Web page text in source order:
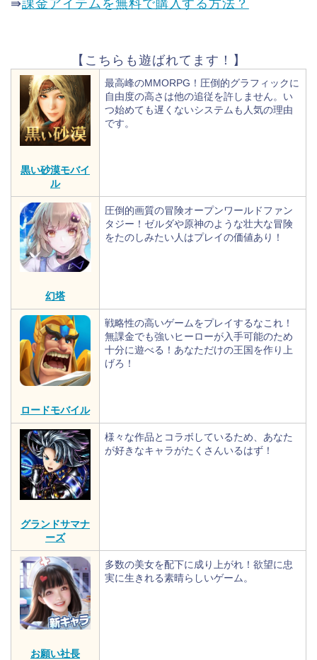
⇛課金アイテムを無料で購入する方法？
【こちらも遊ばれてます！】
黒い砂漠モバイ
ル
最高峰のMMORPG！圧倒的グラフィックに
自由度の高さは他の追従を許しません。い
つ始めても遅くないシステムも人気の理由
です。
幻塔
圧倒的画質の冒険オープンワールドファン
タジー！ゼルダや原神のような壮大な冒険
をたのしみたい人はプレイの価値あり！
ロードモバイル
戦略性の高いゲームをプレイするなこれ！
無課金でも強いヒーローが入手可能のため
十分に遊べる！あなただけの王国を作り上
げろ！
グランドサマナ
ーズ
様々な作品とコラボしているため、あなた
が好きなキャラがたくさんいるはず！
お願い社長
多数の美女を配下に成り上がれ！欲望に忠
実に生きれる素晴らしいゲーム。